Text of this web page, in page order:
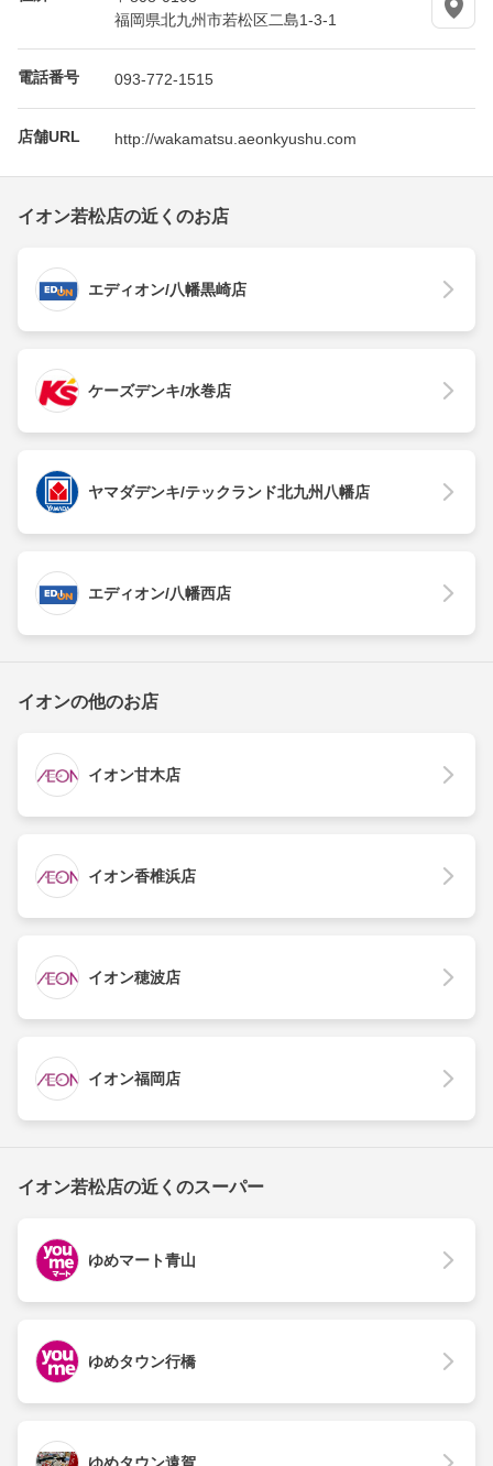
福岡県北九州市若松区二島1-3-1
電話番号 093-772-1515
店舗URL http://wakamatsu.aeonkyushu.com
イオン若松店の近くのお店
エディオン/八幡黒崎店
ケーズデンキ/水巻店
ヤマダデンキ/テックランド北九州八幡店
エディオン/八幡西店
イオンの他のお店
イオン甘木店
イオン香椎浜店
イオン穂波店
イオン福岡店
イオン若松店の近くのスーパー
ゆめマート青山
ゆめタウン行橋
ゆめタウン遠賀